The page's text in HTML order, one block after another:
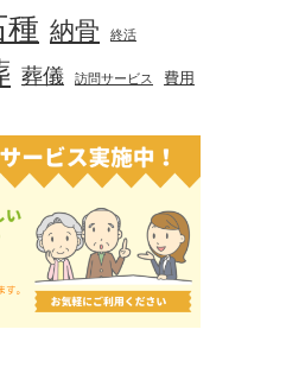
種 納骨 終活
葬儀 訪問サービス 費用